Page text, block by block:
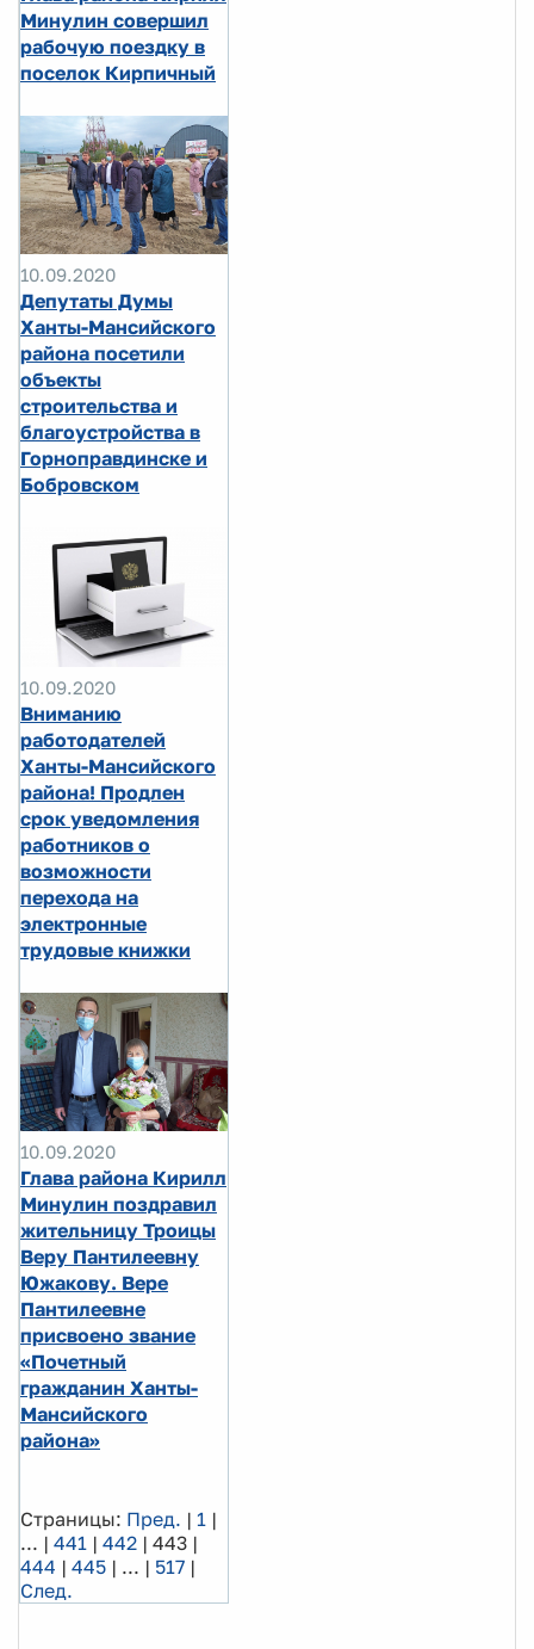
Минулин совершил
рабочую поездку в
поселок Кирпичный
10.09.2020
Депутаты Думы
Ханты-Мансийского
района посетили
объекты
строительства и
благоустройства в
Горноправдинске и
Бобровском
10.09.2020
Вниманию
работодателей
Ханты-Мансийского
района! Продлен
срок уведомления
работников о
возможности
перехода на
электронные
трудовые книжки
10.09.2020
Глава района Кирилл
Минулин поздравил
жительницу Троицы
Веру Пантилеевну
Южакову. Вере
Пантилеевне
присвоено звание
«Почетный
гражданин Ханты-
Мансийского
района»
Страницы: Пред. | 1 |
... | 441 | 442 | 443 |
444 | 445 | ... | 517 |
След.